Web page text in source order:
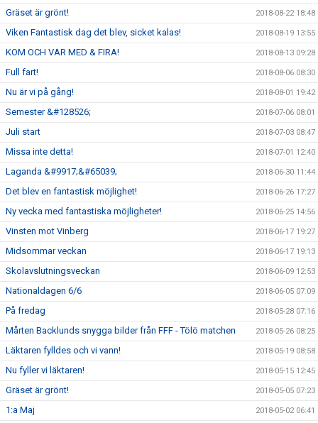
Gräset är grönt! 2018-08-22 18:48
Viken Fantastisk dag det blev, sicket kalas! 2018-08-19 13:55
KOM OCH VAR MED & FIRA! 2018-08-13 09:28
Full fart! 2018-08-06 08:30
Nu är vi på gång! 2018-08-01 19:42
Semester &#128526; 2018-07-06 08:01
Juli start 2018-07-03 08:47
Missa inte detta! 2018-07-01 12:40
Laganda &#9917;&#65039; 2018-06-30 11:44
Det blev en fantastisk möjlighet! 2018-06-26 17:27
Ny vecka med fantastiska möjligheter! 2018-06-25 14:56
Vinsten mot Vinberg 2018-06-17 19:27
Midsommar veckan 2018-06-17 19:13
Skolavslutningsveckan 2018-06-09 12:53
Nationaldagen 6/6 2018-06-05 07:09
På fredag 2018-05-28 07:16
Mårten Backlunds snygga bilder från FFF - Tölö matchen 2018-05-26 08:25
Läktaren fylldes och vi vann! 2018-05-19 08:58
Nu fyller vi läktaren! 2018-05-15 12:45
Gräset är grönt! 2018-05-05 07:23
1:a Maj 2018-05-02 06:41